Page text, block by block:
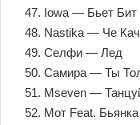
47. Iowa — Бьет Бит
48. Nastika — Че
49. Селфи — Лед
50. Самира — Ты
51. Mseven —
52. Мот Feat.